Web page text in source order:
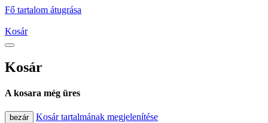
Fő tartalom átugrása
Kosár
Kosár
A kosara még üres
bezár
Kosár tartalmának megjelenítése